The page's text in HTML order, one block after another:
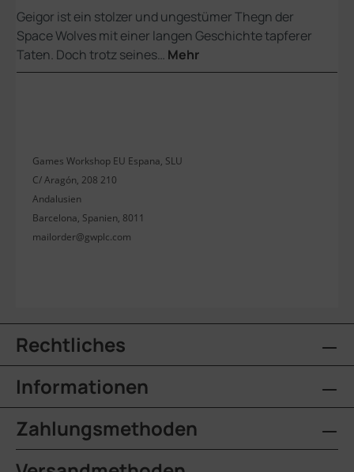
Geigor ist ein stolzer und ungestümer Thegn der
Space Wolves mit einer langen Geschichte tapferer
Taten. Doch trotz seines… Mehr
Games Workshop EU Espana, SLU
C/ Aragón, 208 210
Andalusien
Barcelona, Spanien, 8011
mailorder@gwplc.com
Rechtliches
Informationen
Zahlungsmethoden